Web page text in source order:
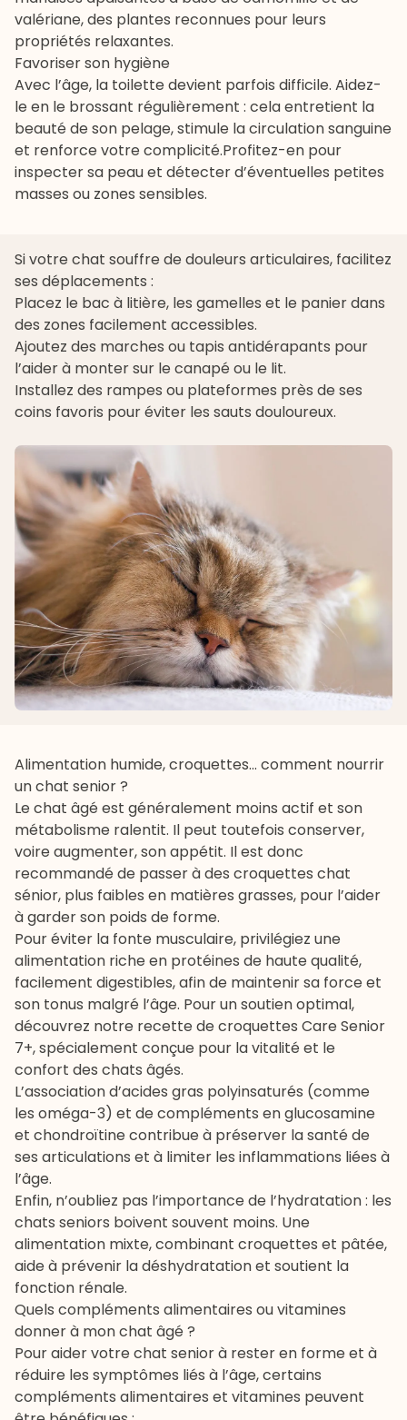
valériane, des plantes reconnues pour leurs
propriétés relaxantes.
Favoriser son hygiène
Avec l’âge, la toilette devient parfois difficile. Aidez-
le en le brossant régulièrement : cela entretient la
beauté de son pelage, stimule la circulation sanguine
et renforce votre complicité.Profitez-en pour
inspecter sa peau et détecter d’éventuelles petites
masses ou zones sensibles.
Si votre chat souffre de douleurs articulaires, facilitez
ses déplacements :
Placez le bac à litière, les gamelles et le panier dans
des zones facilement accessibles.
Ajoutez des marches ou tapis antidérapants pour
l’aider à monter sur le canapé ou le lit.
Installez des rampes ou plateformes près de ses
coins favoris pour éviter les sauts douloureux.
Alimentation humide, croquettes... comment nourrir
un chat senior ?
Le chat âgé est généralement moins actif et son
métabolisme ralentit. Il peut toutefois conserver,
voire augmenter, son appétit. Il est donc
recommandé de passer à des croquettes chat
sénior, plus faibles en matières grasses, pour l’aider
à garder son poids de forme.
Pour éviter la fonte musculaire, privilégiez une
alimentation riche en protéines de haute qualité,
facilement digestibles, afin de maintenir sa force et
son tonus malgré l’âge. Pour un soutien optimal,
découvrez notre recette de croquettes Care Senior
7+, spécialement conçue pour la vitalité et le
confort des chats âgés.
L’association d’acides gras polyinsaturés (comme
les oméga-3) et de compléments en glucosamine
et chondroïtine contribue à préserver la santé de
ses articulations et à limiter les inflammations liées à
l’âge.
Enfin, n’oubliez pas l’importance de l’hydratation : les
chats seniors boivent souvent moins. Une
alimentation mixte, combinant croquettes et pâtée,
aide à prévenir la déshydratation et soutient la
fonction rénale.
Quels compléments alimentaires ou vitamines
donner à mon chat âgé ?
Pour aider votre chat senior à rester en forme et à
réduire les symptômes liés à l’âge, certains
compléments alimentaires et vitamines peuvent